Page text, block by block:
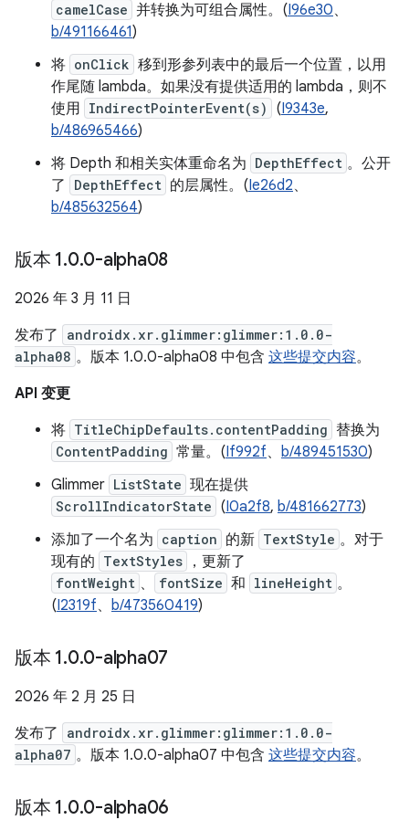
camelCase 并转换为可组合属性。(I96e30、
b/491166461)
将 onClick 移到形参列表中的最后一个位置，以用
作尾随 lambda。如果没有提供适用的 lambda，则不
使用 IndirectPointerEvent(s) (I9343e,
b/486965466)
将 Depth 和相关实体重命名为 DepthEffect 。公开
了
DepthEffect 的层属性。(Ie26d2、
b/485632564)
版本 1.0.0-alpha08
2026 年 3 月 11 日
发布了
androidx.xr.glimmer:glimmer:1.0.0-
alpha08 。版本 1.0.0-alpha08 中包含 这些提交内容。
API 变更
将 TitleChipDefaults.contentPadding 替换为
ContentPadding 常量。(If992f、 b/489451530)
Glimmer ListState 现在提供
ScrollIndicatorState (I0a2f8, b/481662773)
添加了一个名为 caption 的新 TextStyle 。对于
现有的 TextStyles ，更新了
fontWeight 、 fontSize 和 lineHeight 。
(I2319f、 b/473560419)
版本 1.0.0-alpha07
2026 年 2 月 25 日
发布了
androidx.xr.glimmer:glimmer:1.0.0-
alpha07 。版本 1.0.0-alpha07 中包含 这些提交内容。
版本 1.0.0-alpha06